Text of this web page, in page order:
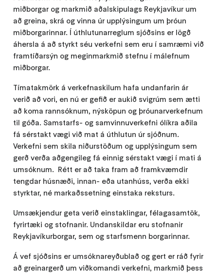
miðborgar og markmið aðalskipulags Reykjavíkur um
að greina, skrá og vinna úr upplýsingum um þróun
miðborgarinnar. Í úthlutunarreglum sjóðsins er lögð
áhersla á að styrkt séu verkefni sem eru í samræmi við
framtíðarsýn og meginmarkmið stefnu í málefnum
miðborgar.
Tímatakmörk á verkefnaskilum hafa undanfarin ár
verið að vori, en nú er gefið er aukið svigrúm sem ætti
að koma rannsóknum, nýsköpun og þróunarverkefnum
til góða. Samstarfs- og samvinnuverkefni ólíkra aðila
fá sérstakt vægi við mat á úthlutun úr sjóðnum.
Verkefni sem skila niðurstöðum og upplýsingum sem
gerð verða aðgengileg fá einnig sérstakt vægi í mati á
umsóknum. Rétt er að taka fram að framkvæmdir
tengdar húsnæði, innan- eða utanhúss, verða ekki
styrktar, né markaðssetning einstaka reksturs.
Umsækjendur geta verið einstaklingar, félagasamtök,
fyrirtæki og stofnanir. Undanskildar eru stofnanir
Reykjavíkurborgar, sem og starfsmenn borgarinnar.
Á vef sjóðsins er umsóknareyðublað og gert er ráð fyrir
að greinargerð um viðkomandi verkefni, markmið þess